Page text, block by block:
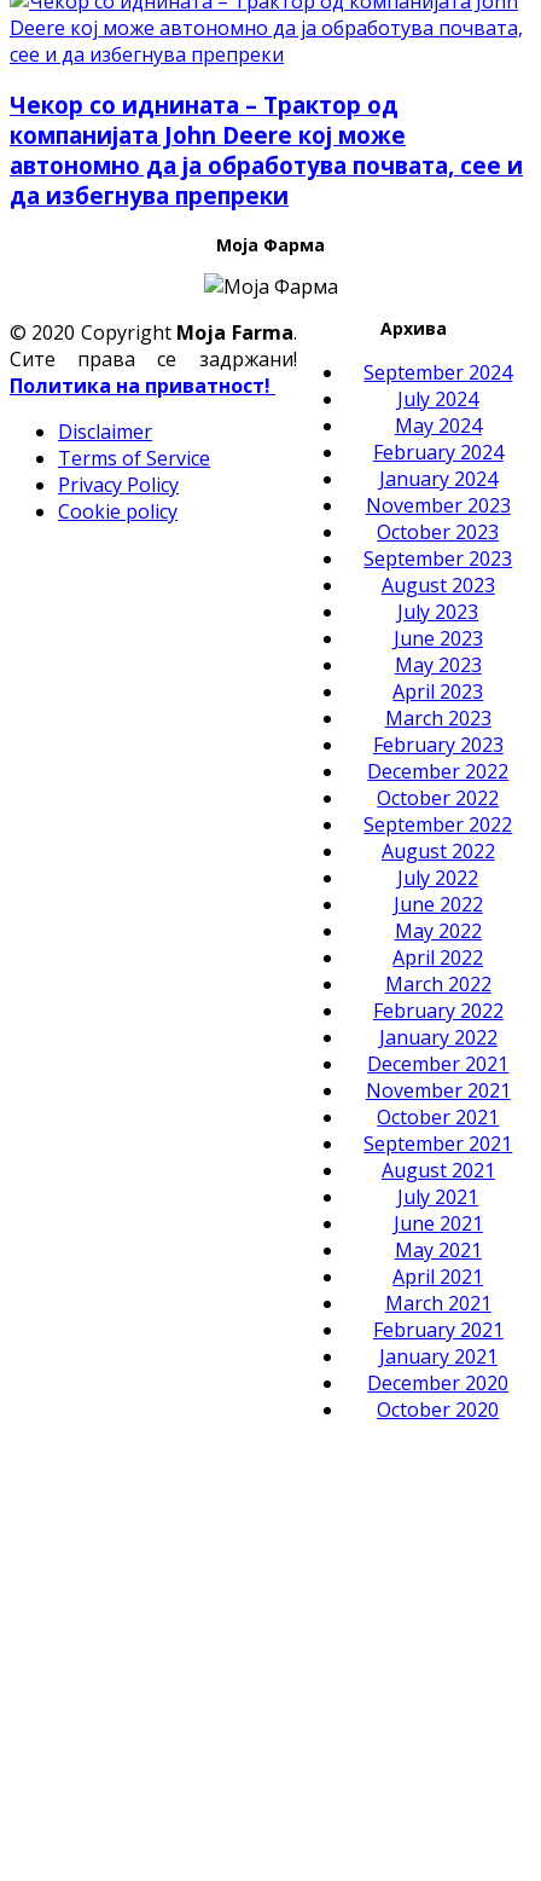
Чекор со иднината – Трактор од
компанијата John Deere кој може
автономно да ја обработува почвата, сее и
да избегнува препреки
Моја Фарма
Архива
September 2024
July 2024
May 2024
February 2024
January 2024
November 2023
October 2023
September 2023
August 2023
July 2023
June 2023
May 2023
April 2023
March 2023
February 2023
December 2022
October 2022
September 2022
August 2022
July 2022
June 2022
May 2022
April 2022
March 2022
February 2022
January 2022
December 2021
November 2021
October 2021
September 2021
August 2021
July 2021
June 2021
May 2021
April 2021
March 2021
February 2021
January 2021
December 2020
October 2020
© 2020 Copyright Moja Farma.
Сите права се задржани!
Политика на приватност!
Disclaimer
Terms of Service
Privacy Policy
Cookie policy